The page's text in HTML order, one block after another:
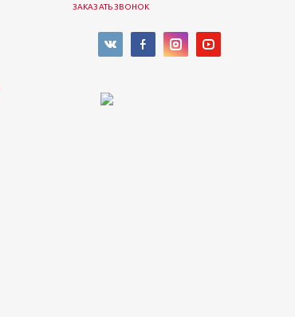
ЗАКАЗАТЬ ЗВОНОК